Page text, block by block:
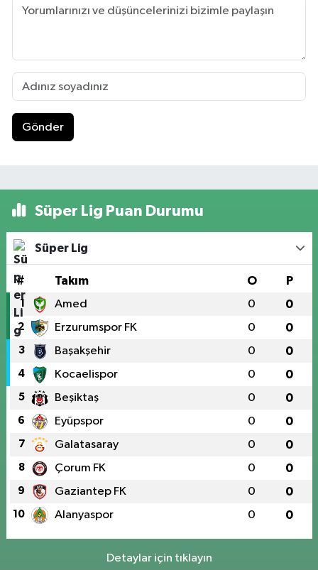
Gönder
Süper Lig Puan Durumu
Süper Lig
# Takım O P
1 Amed 0 0
2 Erzurumspor FK 0 0
3 Başakşehir 0 0
4 Kocaelispor 0 0
5 Beşiktaş 0 0
6 Eyüpspor 0 0
7 Galatasaray 0 0
8 Çorum FK 0 0
9 Gaziantep FK 0 0
10 Alanyaspor 0 0
Detaylar için tıklayın